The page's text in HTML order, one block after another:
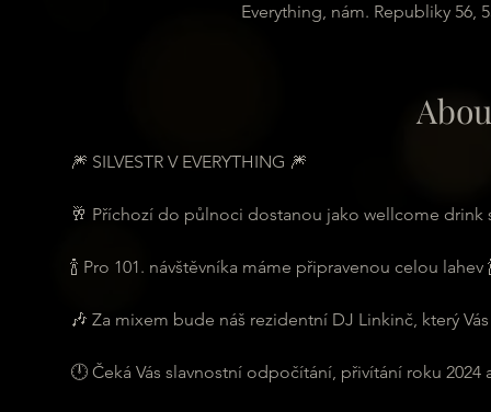
Everything, nám. Republiky 56,
🎆 SILVESTR V EVERYTHING 🎆
🥂 Příchozí do půlnoci dostanou jako wellcome drink
🍾 Pro 101. návštěvníka máme připravenou celou lahev
🎶 Za mixem bude náš rezidentní DJ Linkinč, který
🕛 Čeká Vás slavnostní odpočítání, přivítání roku 2024